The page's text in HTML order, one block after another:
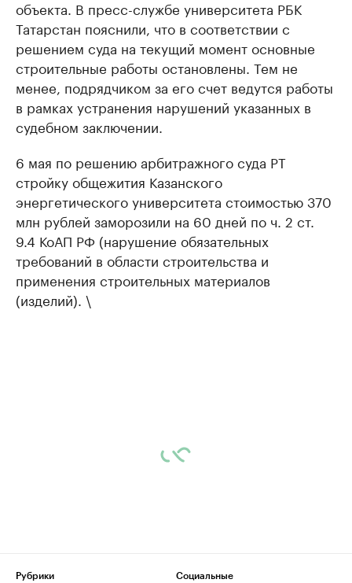
объекта. В пресс-службе университета РБК
Татарстан пояснили, что в соответствии с
решением суда на текущий момент основные
строительные работы остановлены. Тем не
менее, подрядчиком за его счет ведутся работы
в рамках устранения нарушений указанных в
судебном заключении.
6 мая по решению арбитражного суда РТ
стройку общежития Казанского
энергетического университета стоимостью 370
млн рублей заморозили на 60 дней по ч. 2 ст.
9.4 КоАП РФ (нарушение обязательных
требований в области строительства и
применения строительных материалов
(изделий). \
Рубрики
Социальные